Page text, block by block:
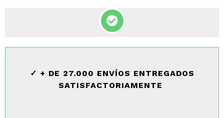
✓ + DE 27.000 ENVÍOS ENTREGADOS
SATISFACTORIAMENTE